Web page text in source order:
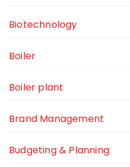
Biotechnology
Boiler
Boiler plant
Brand Management
Budgeting & Planning